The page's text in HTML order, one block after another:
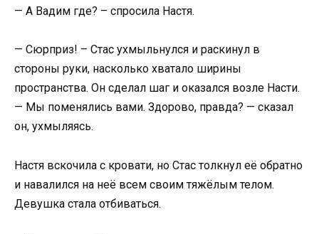
— А Вадим где? – спросила Настя.
— Сюрприз! – Стас ухмыльнулся и раскинул в
стороны руки, насколько хватало ширины
пространства. Он сделал шаг и оказался возле Насти.
— Мы поменялись вами. Здорово, правда? — сказал
он, ухмыляясь.
Настя вскочила с кровати, но Стас толкнул её обратно
и навалился на неё всем своим тяжёлым телом.
Девушка стала отбиваться.